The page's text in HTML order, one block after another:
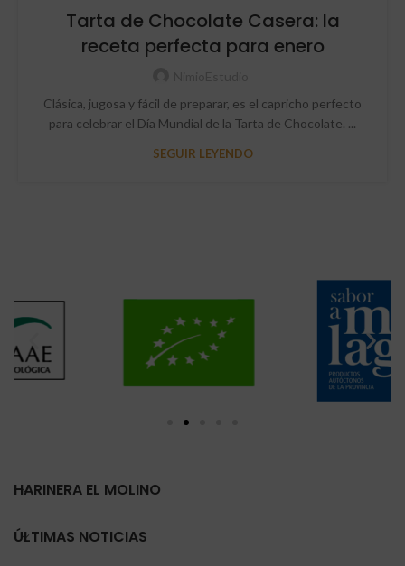
Tarta de Chocolate Casera: la
receta perfecta para enero
Clásica, jugosa y fácil de preparar, es el capricho perfecto
para celebrar el Día Mundial de la Tarta de Chocolate. ...
SEGUIR LEYENDO
HARINERA EL MOLINO
ÚLTIMAS NOTICIAS